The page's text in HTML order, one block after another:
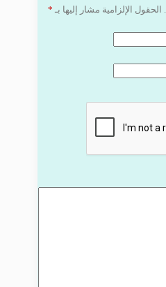
الحقول الإلزامية مشار إليها بـ *